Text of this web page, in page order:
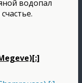
водопал